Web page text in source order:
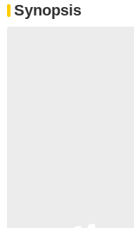
Synopsis